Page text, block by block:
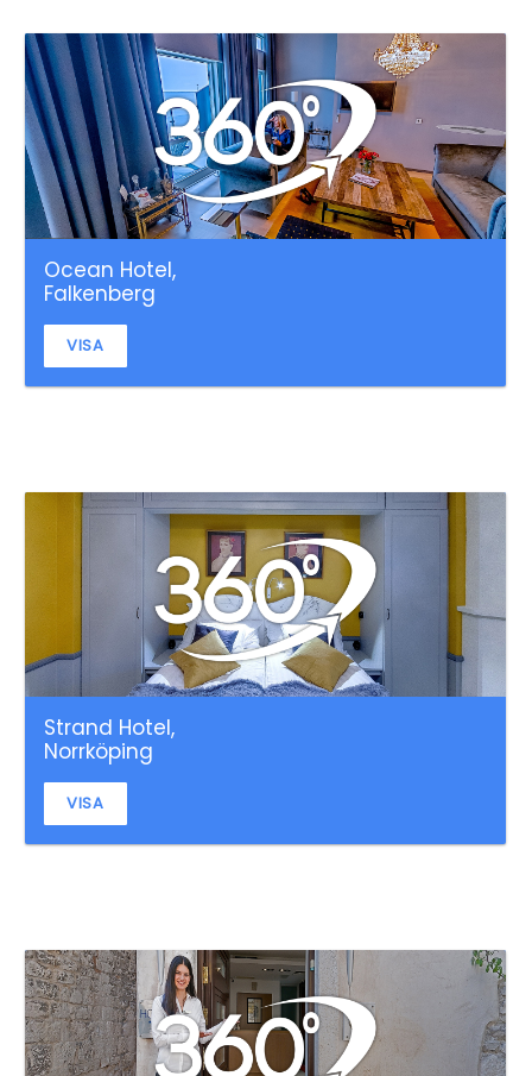
Ocean Hotel,
Falkenberg
VISA
Strand Hotel,
Norrköping
VISA